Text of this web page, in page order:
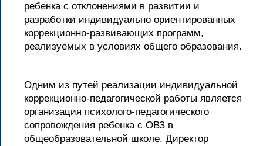
ребенка с отклонениями в развитии и
разработки индивидуально ориентированных
коррекционно-развивающих программ,
реализуемых в условиях общего образования.
Одним из путей реализации индивидуальной
коррекционно-педагогической работы является
организация психолого-педагогического
сопровождения ребенка с ОВЗ в
общеобразовательной школе. Директор